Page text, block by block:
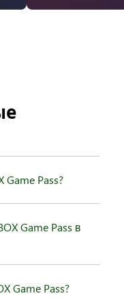
Game Pass?
Game Pass в
Game Pass?